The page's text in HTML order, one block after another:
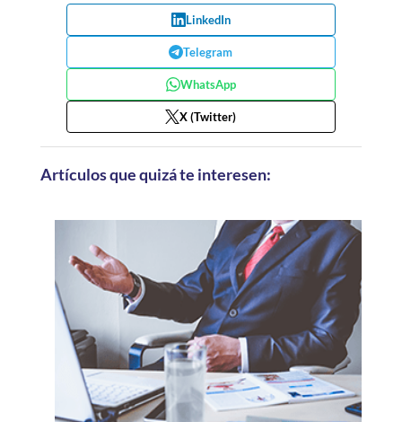
LinkedIn
Telegram
WhatsApp
X (Twitter)
Artículos que quizá te interesen: